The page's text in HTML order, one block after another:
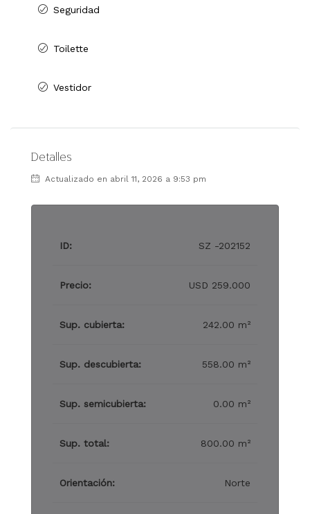
Seguridad
Toilette
Vestidor
Detalles
Actualizado en abril 11, 2026 a 9:53 pm
ID: SZ -202152
Precio: USD 259.000
Sup. cubierta: 242.00 m²
Sup. descubierta: 558.00 m²
Sup. semicubierta: 0.00 m²
Sup. total: 800.00 m²
Orientación: Norte